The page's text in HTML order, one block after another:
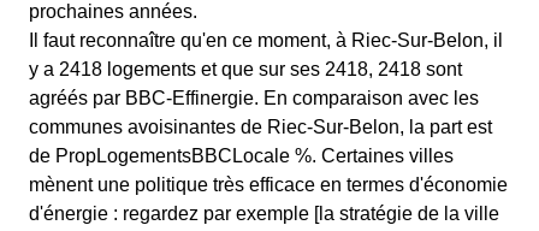
prochaines années.
Il faut reconnaître qu'en ce moment, à Riec-Sur-Belon, il
y a 2418 logements et que sur ses 2418, 2418 sont
agréés par BBC-Effinergie. En comparaison avec les
communes avoisinantes de Riec-Sur-Belon, la part est
de PropLogementsBBCLocale %. Certaines villes
mènent une politique très efficace en termes d'économie
d'énergie : regardez par exemple [la stratégie de la ville